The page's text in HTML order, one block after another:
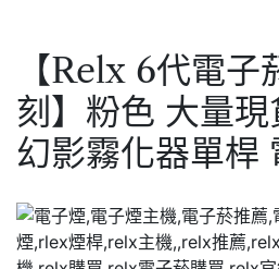
【Relx 6代電子
刻】粉色 大量
幻影霧化器單桿